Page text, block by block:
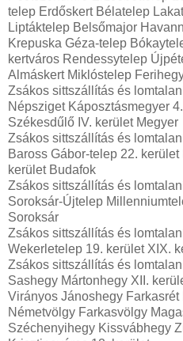
telep Erdőskert Bélatelep
Liptáktelep Belsőmajor
Krepuska Géza-telep
kertváros Rendessytelep
Almáskert Miklóstelep
Zsákos sittszállítás és
Népsziget Káposztásmegyer
Székesdűlő IV. kerület Megyer
Zsákos sittszállítás és
Baross Gábor-telep 22.
kerület Budafok
Zsákos sittszállítás és
Soroksár-Újtelep
Soroksár
Zsákos sittszállítás és
Wekerletelep 19. kerület XIX.
Zsákos sittszállítás és
Sashegy Mártonhegy XII.
Virányos Jánoshegy
Németvölgy Farkasvölgy
Széchenyihegy Kissvábhegy